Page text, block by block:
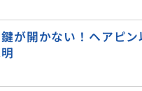
が開かない！ヘアピ